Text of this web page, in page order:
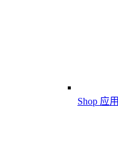
Shop 应用